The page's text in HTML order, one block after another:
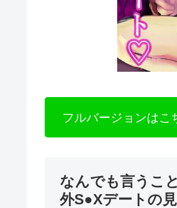
フルバージョンはこ
なんでも言うこ
外S●Xデートの